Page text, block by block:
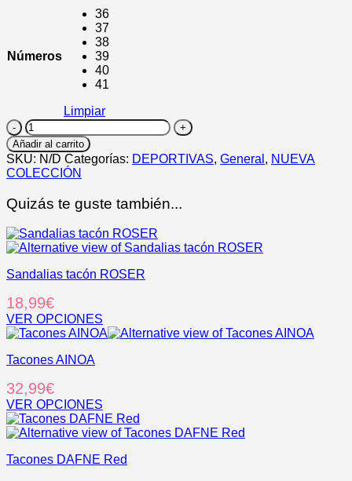
Números
36
37
38
39
40
41
Limpiar
DELTA
cantidad
Añadir al carrito
SKU: N/D Categorías: DEPORTIVAS, General , NUEVA
COLECCIÓN
Quizás te guste también...
Sandalias tacón ROSER
18,99€
VER OPCIONES
Este
tiene
variantes.
Las
opciones
se
elegir
Tacones AINOA
32,99€
VER OPCIONES
Este
producto
múltiples
Tacones DAFNE Red